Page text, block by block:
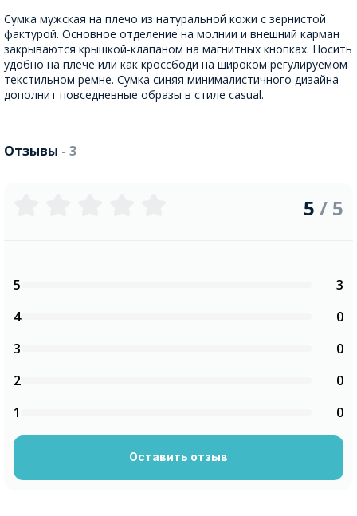
Сумка мужская на плечо из натуральной кожи с зернистой
фактурой. Основное отделение на молнии и внешний карман
закрываются крышкой-клапаном на магнитных кнопках. Носить
удобно на плече или как кроссбоди на широком регулируемом
текстильном ремне. Сумка синяя минималистичного дизайна
дополнит повседневные образы в стиле casual.
Отзывы - 3
5 / 5
5
3
4
0
3
0
2
0
1
0
Оставить отзыв